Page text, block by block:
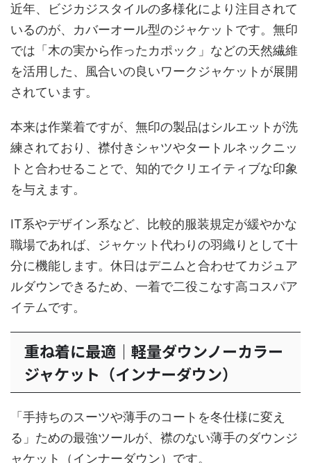
近年、ビジカジスタイルの多様化により注目されて
いるのが、カバーオール型のジャケットです。無印
では「木の実から作ったカポック」などの天然繊維
を活用した、風合いの良いワークジャケットが展開
されています。
本来は作業着ですが、無印の製品はシルエットが洗
練されており、襟付きシャツやタートルネックニッ
トと合わせることで、知的でクリエイティブな印象
を与えます。
IT系やデザイン系など、比較的服装規定が緩やかな
職場であれば、ジャケット代わりの羽織りとして十
分に機能します。休日はデニムと合わせてカジュア
ルダウンできるため、一着で二役こなす高コスパア
イテムです。
重ね着に最適｜軽量ダウンノーカラー
ジャケット（インナーダウン）
「手持ちのスーツや薄手のコートを冬仕様に変え
る」ための最強ツールが、襟のない薄手のダウンジ
ャケット（インナーダウン）です。